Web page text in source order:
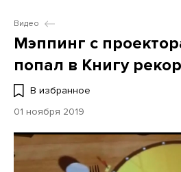
Видео
Мэппинг с
попал в Книгу
В избранное
01 ноября 2019